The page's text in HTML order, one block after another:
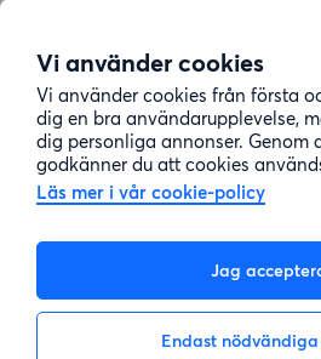
Vi använder cookies
Vi använder cookies från första
dig en bra användarupplevelse,
dig personliga annonser. Genom
godkänner du att cookies
Läs mer i vår cookie-policy
Jag
Endast nödvändiga
Cookiepolicy
Sitemap
Kundtjänst
08-22 00 90